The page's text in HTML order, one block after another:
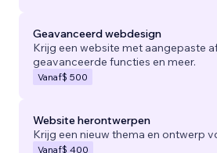
Geavanceerd webdesign
Krijg een website met aangepaste
geavanceerde functies en meer.
Vanaf$ 500
Website herontwerpen
Krijg een nieuw thema en ontwerp
Vanaf$ 400